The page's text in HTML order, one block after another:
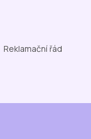
Reklamační řád